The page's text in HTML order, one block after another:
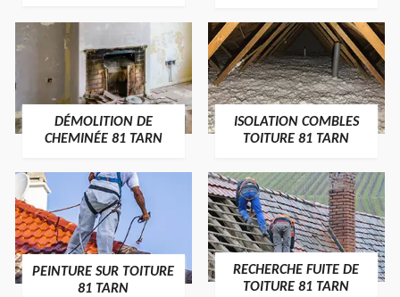
DÉMOLITION DE
CHEMINÉE 81 TARN
ISOLATION COMBLES
TOITURE 81 TARN
PEINTURE SUR TOITURE
81 TARN
RECHERCHE FUITE DE
TOITURE 81 TARN